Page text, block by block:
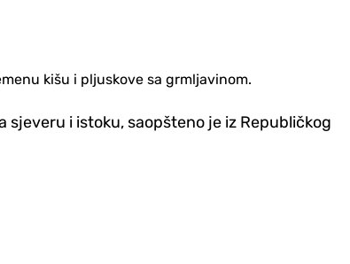
kišu i pljuskove sa grmljavinom.
i istoku, saopšteno je iz Republičkog